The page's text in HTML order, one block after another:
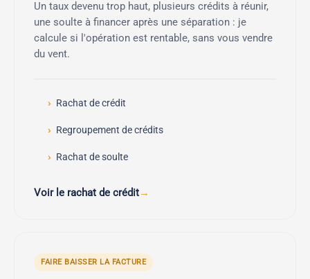
Un taux devenu trop haut, plusieurs crédits à réunir,
une soulte à financer après une séparation : je
calcule si l'opération est rentable, sans vous vendre
du vent.
Rachat de crédit
Regroupement de crédits
Rachat de soulte
Voir le rachat de crédit
FAIRE BAISSER LA FACTURE